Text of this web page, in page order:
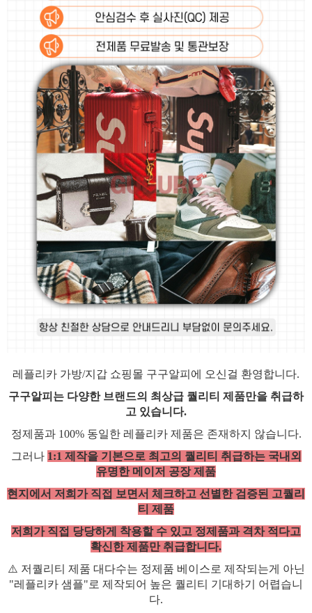
레플리카 가방/지갑 쇼핑몰 구구알피에 오신걸 환영합니다.
구구알피는 다양한 브랜드의 최상급 퀄리티 제품만을 취급하
고 있습니다.
정제품과 100% 동일한 레플리카 제품은 존재하지 않습니다.
그러나 1:1 제작을 기본으로 최고의 퀄리티 취급하는 국내외
유명한 메이저 공장 제품
현지에서 저희가 직접 보면서 체크하고 선별한 검증된 고퀄리
티 제품
저희가 직접 당당하게 착용할 수 있고 정제품과 격차 적다고
확신한 제품만 취급합니다.
⚠️ 저퀄리티 제품 대다수는 정제품 베이스로 제작되는게 아닌
"레플리카 샘플"로 제작되어 높은 퀄리티 기대하기 어렵습니
다.